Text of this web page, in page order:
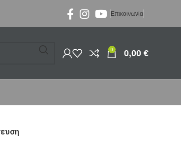
Επικοινωνία
0 0,00 €